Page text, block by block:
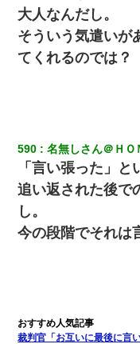
大人なんだし。
そういう気遣いが
てくれるのでは？
590 名無しさん＠ＨＯ
「言い張った」と
追い返された後で
し。
今の段階でそれは
裁判官「お互いに最後に言